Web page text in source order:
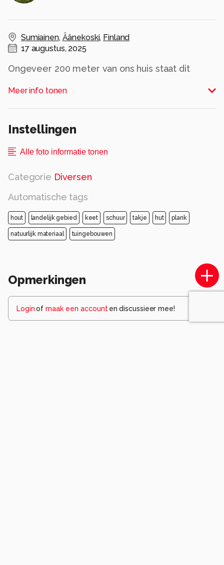
Sumiainen, Äänekoski, Finland
17 augustus, 2025
Ongeveer 200 meter van ons huis staat dit
niet veel veranderd (waarschijnlijk iets meer
vervallen). Elke keer als ik hier langs kom, geeft
hier ooit iemand woonde, nu ziet het er zo uit.
Alle rechten voorbehouden
Meer info tonen
Instellingen
Alle foto informatie tonen
Categorie Diversen
Automatische tags
hout landelijk gebied keet schuur takje hut plank
natuurlijk materiaal tuingebouwen
Opmerkingen
Loginof maak een account en discussieer mee!